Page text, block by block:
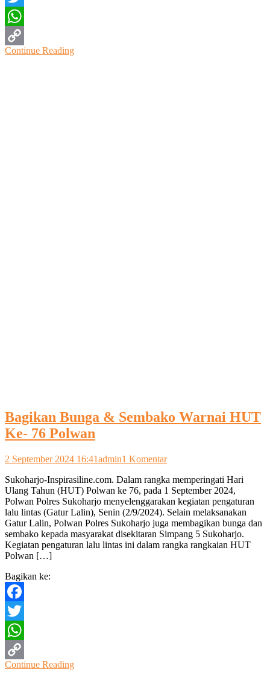
Twitter
WhatsApp
Copy
Continue Reading
Bagikan Bunga & Sembako Warnai HUT
Ke- 76 Polwan
2 September 2024 16:41admin1 Komentarpada
Bunga
&
Sembako
Warnai
HUT
Ke-
76
Sukoharjo-Inspirasiline.com. Dalam rangka memperingati Hari
Ulang Tahun (HUT) Polwan ke 76, pada 1 September 2024,
Polwan Polres Sukoharjo menyelenggarakan kegiatan pengaturan
lalu lintas (Gatur Lalin), Senin (2/9/2024). Selain melaksanakan
Gatur Lalin, Polwan Polres Sukoharjo juga membagikan bunga dan
sembako kepada masyarakat disekitaran Simpang 5 Sukoharjo.
Kegiatan pengaturan lalu lintas ini dalam rangka rangkaian HUT
Polwan […]
Bagikan ke:
Facebook
Twitter
WhatsApp
Copy
Continue Reading